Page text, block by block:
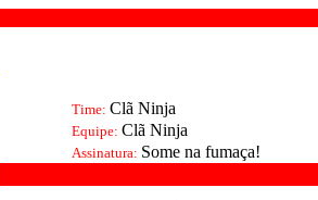
Time: Clã Ninja
Equipe: Clã Ninja
Assinatura: Some na fumaça!